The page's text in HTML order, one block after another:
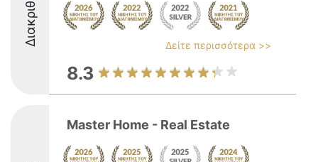
Δείτε περισσότερα >>
8.3
Master Home - Real Estate